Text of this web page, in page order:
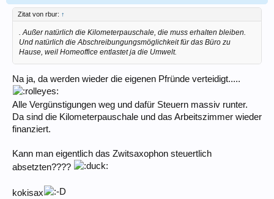
Zitat von rbur: ↑
. Außer natürlich die Kilometerpauschale, die muss erhalten bleiben.
Und natürlich die Abschreibungungsmöglichkeit für das Büro zu
Hause, weil Homeoffice entlastet ja die Umwelt.
Na ja, da werden wieder die eigenen Pfründe verteidigt.....
Alle Vergünstigungen weg und dafür Steuern massiv runter.
Da sind die Kilometerpauschale und das Arbeitszimmer wieder
finanziert.
Kann man eigentlich das Zwitsaxophon steuertlich
absetzten????
kokisax